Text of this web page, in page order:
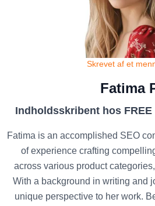
Skrevet af et
Fatima
Indholdsskribent hos
Fatima is an accomplished SEO
of experience crafting
across various product
With a background in writing and
unique perspective to her work.